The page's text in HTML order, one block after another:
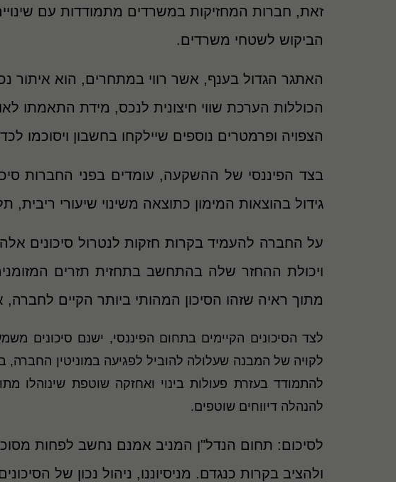
זאת, חברות המחזיקות במשרדים מתמודדות עם
הביקוש לשטחי משרדים.
האתגר הגדול בענף, אשר רווי במתחרים, הוא איתור
הכוללות הערכת שווי חיצונית לנכס, מידת התאמתו
הצפויה ופרמטרים נוספים שיילקחו בחשבון ויסוכמו
בצד הפיננסי של ההשקעה, עומדים בפני החברות
גידול בהוצאות המימון כתוצאה משינוי שיעורי
על החברה להעמיד בקרות חזקות לנטרול סיכונים
ויכולת ההחזר שלה בהתחשב בתחזית תזרים
מתוך ראיה שזהו הסיכון המהותי ביותר הקיים
לצד הסיכונים הקיימים בתחום הפיננסי, ישנם סיכונים
לקויה של המבנה שעלולה להוביל לפגיעה במוניטין החברה,
להתמודד בעזרת פעולות בינוי ואחזקה שוטפת שינוהלו
להנהלה דיווחים שוטפים.
לסיכום: תחום הנדל"ן המניב אמנם נחשב לפחות מסוכן
ולהציב בקרות כנגדם. מניסיוננו, ניהול נכון של